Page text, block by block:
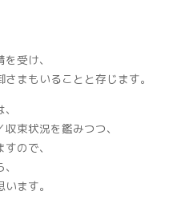
受け、
まもいることと存じます。
束状況を鑑みつつ、
ので、
ます。